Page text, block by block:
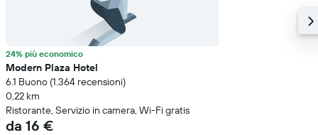
24% più economico
Modern Plaza Hotel
6.1 Buono (1.364 recensioni)
0,22 km
Ristorante, Servizio in camera, Wi-Fi gratis
da 16 €